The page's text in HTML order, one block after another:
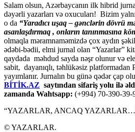
Salam olsun, Azərbaycanın ilk hibrid
dəyərli yazarları və oxucuları! Bizim
o da “Yaradıcı uşaq – gәnclәrin dövrü
asanlaşdırmaq , onların tanınmasına
olmaqla məramnaməmizdə çox aydın
ədəbi-bədii, elmi jurnal olan “Yazarlar”
qaydada məhdud sayda nəşr olunur və
sabit, dayanıqlı, təhlükəsiz platformadan
yayımlanır. Jurnalın bu günə qədər çap
BİTİK.AZ saytından sifariş yolu ilə
zamanda Wahtsapp: (+994) 70-390-39-
“YAZARLAR, ANCAQ
© YAZARLAR.